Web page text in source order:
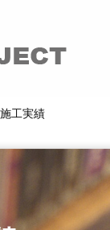
施工実績